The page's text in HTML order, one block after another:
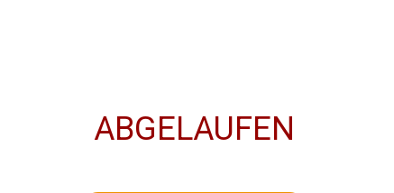
ABGELAUFEN